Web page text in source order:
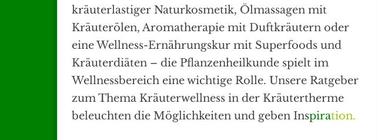
kräuterlastiger Naturkosmetik, Ölmassagen mit
Kräuterölen, Aromatherapie mit Duftkräutern oder
eine Wellness-Ernährungskur mit Superfoods und
Kräuterdiäten – die Pflanzenheilkunde spielt im
Wellnessbereich eine wichtige Rolle. Unsere Ratgeber
zum Thema Kräuterwellness in der Kräutertherme
beleuchten die Möglichkeiten und geben Inspiration.